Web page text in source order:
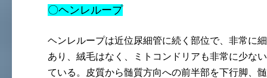
〇ヘンレループ
ヘンレループは近位尿細管に続く部位で、非常に
あり、絨毛はなく、ミトコンドリアも非常に少な
ている。皮質から髄質方向への前半部を下行脚、